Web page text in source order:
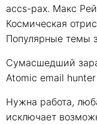
accs-pax. Макс
Космическая
Популярные темы
Сумасшедший
Atomic email
Нужна работа,
исключает